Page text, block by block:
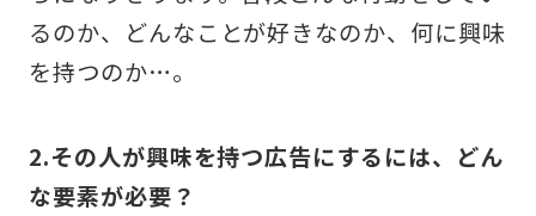
るのか、どんなことが好きなのか、何に興味
を持つのか…。
2.その人が興味を持つ広告にするには、どん
な要素が必要？